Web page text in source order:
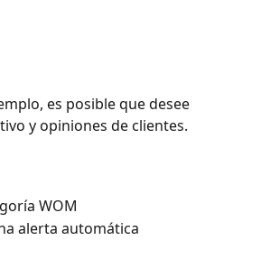
es posible que desee
y opiniones de clientes.
WOM
alerta automática